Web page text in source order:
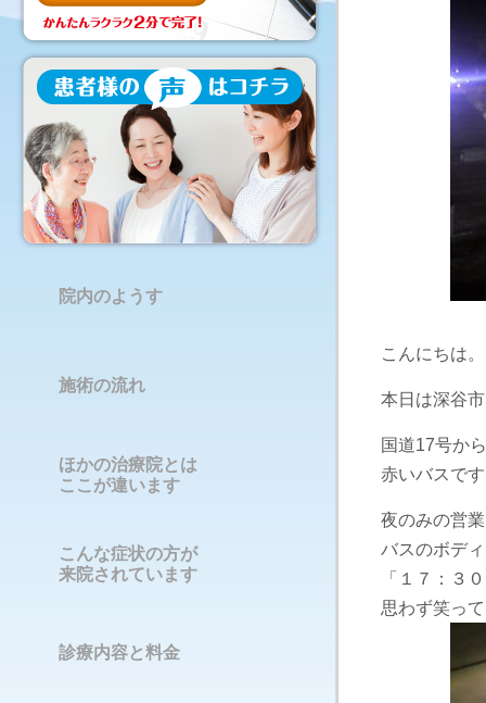
こんにちは。
本日は深谷
国道17号か
赤いバスで
夜のみの営
バスのボデ
「１７：３
思わず笑っ
院内のようす
施術の流れ
ほかの治療院とは
ここが違います
こんな症状の方が
来院されています
診療内容と料金